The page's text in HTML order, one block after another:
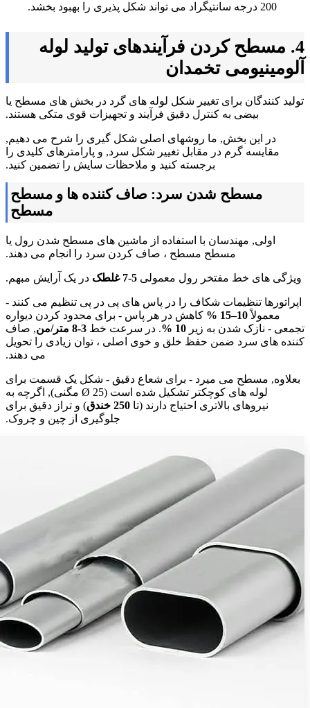
200 درجه سانتیگراد می تواند شکل پذیری را بهبود بخشد.
4. مسطح کردن فرآیندهای تولید لوله
آلومینیومی تخمدان
تولید کنندگان برای تغییر شکل لوله های گرد در بخش های مسطح یا
بیضی به کنترل دقیق فرآیند و تجهیزات قوی متکی هستند.
در این بخش, ما روشهای اصلی شکل گیری را شرح می دهیم,
مقایسه گرم در مقابل تغییر شکل سرد, و پارامترهای کلیدی را
برجسته کنید و ملاحظات سایش را تضمین کنید.
مسطح شدن سرد: صاف کننده ها و مسطح
مسطح
اولی, مهندسان با استفاده از ماشین های مسطح شدن رول یا
مسطح مسطح ، صاف کردن سرد را انجام می دهند.
ویژگی های خط مفتخر رول معمولی 5-7 غلطک در یک آرایش مبهم.
اپراتورها تنظیمات شکاف را در پاس های پی در پی تنظیم می کنند -
معمولاً10–15 %
کاهش در هر پاس - برای محدود کردن دیواره
تجمعی - نازک شدن به زیر 10 % . در سرعت خط 3-8 متر/من
, صاف
کننده های سرد ضمن حفظ خلق و خوی اصلی ، توان زیادی را تحویل
می دهند.
بعلاوه, مسطح می میرد - برای شعاع دقیق - شکل یک قسمت برای
لوله های کوچکتر تشکیل شده است (Ø 25 مگنی), اگرچه به
نیروهای بالاتری احتیاج دارند (تا 250 خندق
) و تراز دقیق برای
جلوگیری از چین و چروک.